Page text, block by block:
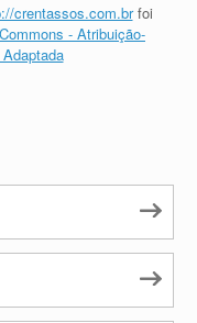
crentassos.com.brfoi
- Atribuição-